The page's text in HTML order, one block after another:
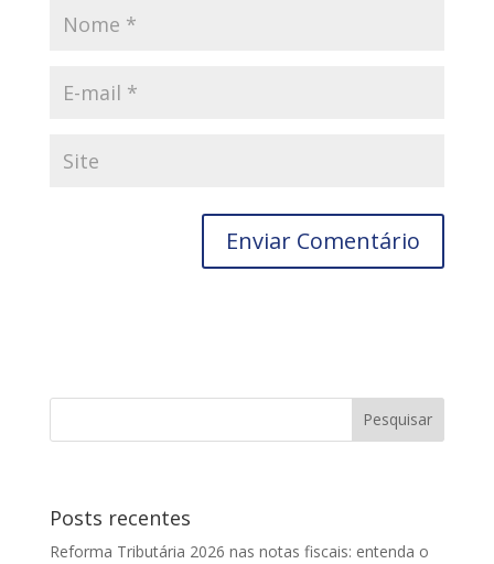
Posts recentes
Reforma Tributária 2026 nas notas fiscais: entenda o